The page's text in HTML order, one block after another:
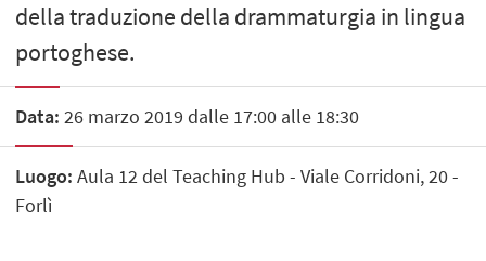
della traduzione della drammaturgia in lingua
portoghese.
Data: 26 marzo 2019 dalle 17:00 alle 18:30
Luogo: Aula 12 del Teaching Hub - Viale Corridoni, 20 -
Forlì